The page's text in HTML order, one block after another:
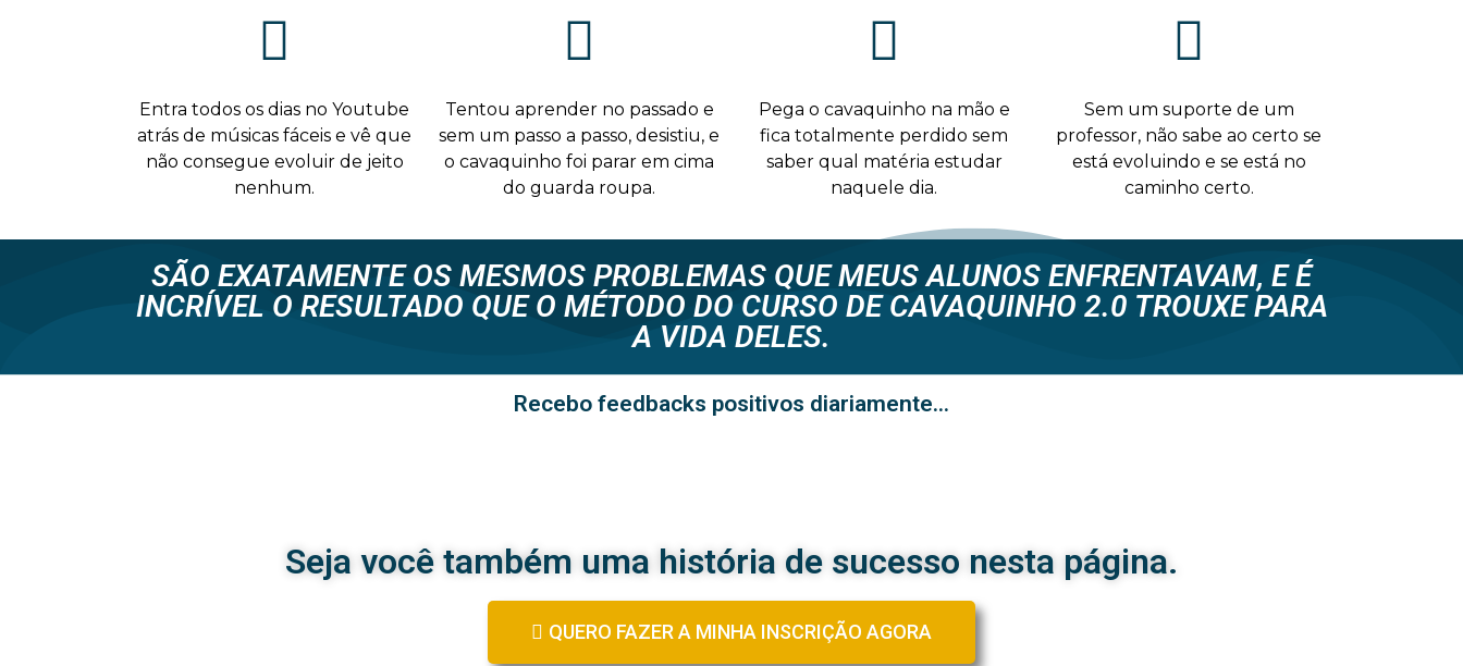
Entra todos os dias no Youtube
atrás de músicas fáceis e vê que
não consegue evoluir de jeito
nenhum.
Tentou aprender no passado e
sem um passo a passo, desistiu, e
o cavaquinho foi parar em cima
do guarda roupa.
Pega o cavaquinho na mão e
fica totalmente perdido sem
saber qual matéria estudar
naquele dia.
Sem um suporte de um
professor, não sabe ao certo se
está evoluindo e se está no
caminho certo.
SÃO EXATAMENTE OS MESMOS PROBLEMAS QUE MEUS ALUNOS ENFRENTAVAM, E É
INCRÍVEL O RESULTADO QUE O MÉTODO DO CURSO DE CAVAQUINHO 2.0 TROUXE PARA
A VIDA DELES.
Recebo feedbacks positivos diariamente...
Seja você também uma história de sucesso nesta página.
QUERO FAZER A MINHA INSCRIÇÃO AGORA